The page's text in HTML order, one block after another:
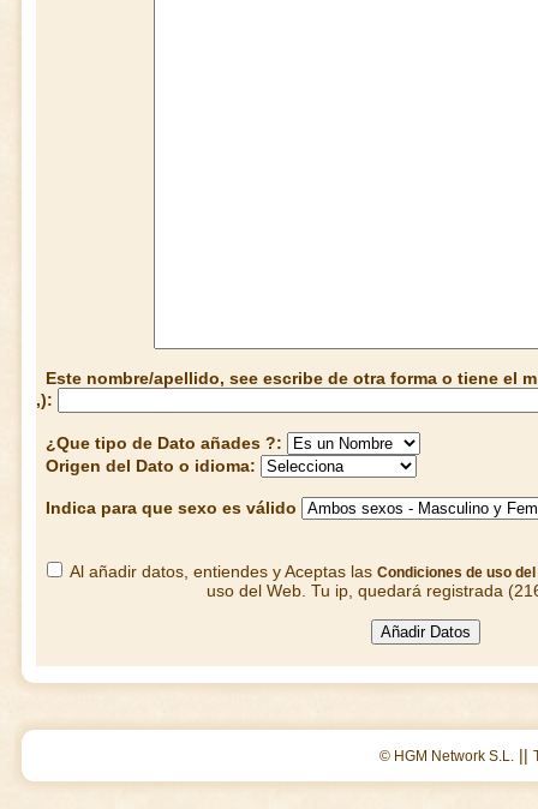
Este nombre/apellido, see escribe de otra forma o tiene el
,):
¿Que tipo de Dato añades ?:
Origen del Dato o idioma:
Indica para que sexo es válido
Al añadir datos, entiendes y Aceptas las Condiciones de uso del
uso del Web. Tu ip, quedará registrada
© HGM Network S.L. ||